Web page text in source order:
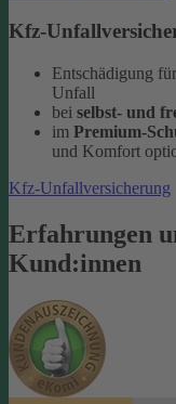
Kfz-
Entschädigung für
Unfall
bei selbst- und
im Premium-
und Komfort
Kfz-Unfallversicherung
Erfahrungen
Kund:innen